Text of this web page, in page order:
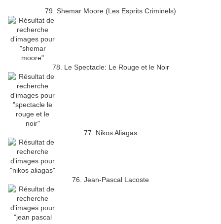
79. Shemar Moore (Les Esprits Criminels)
78. Le Spectacle: Le Rouge et le Noir
77. Nikos Aliagas
76. Jean-Pascal Lacoste